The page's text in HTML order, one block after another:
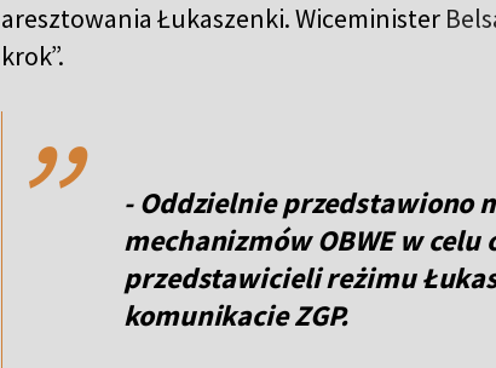
aresztowania Łukaszenki. Wiceminister
krok”.
,,
- Oddzielnie przedstawiono
mechanizmów OBWE w
przedstawicieli reżimu
komunikacie ZGP.